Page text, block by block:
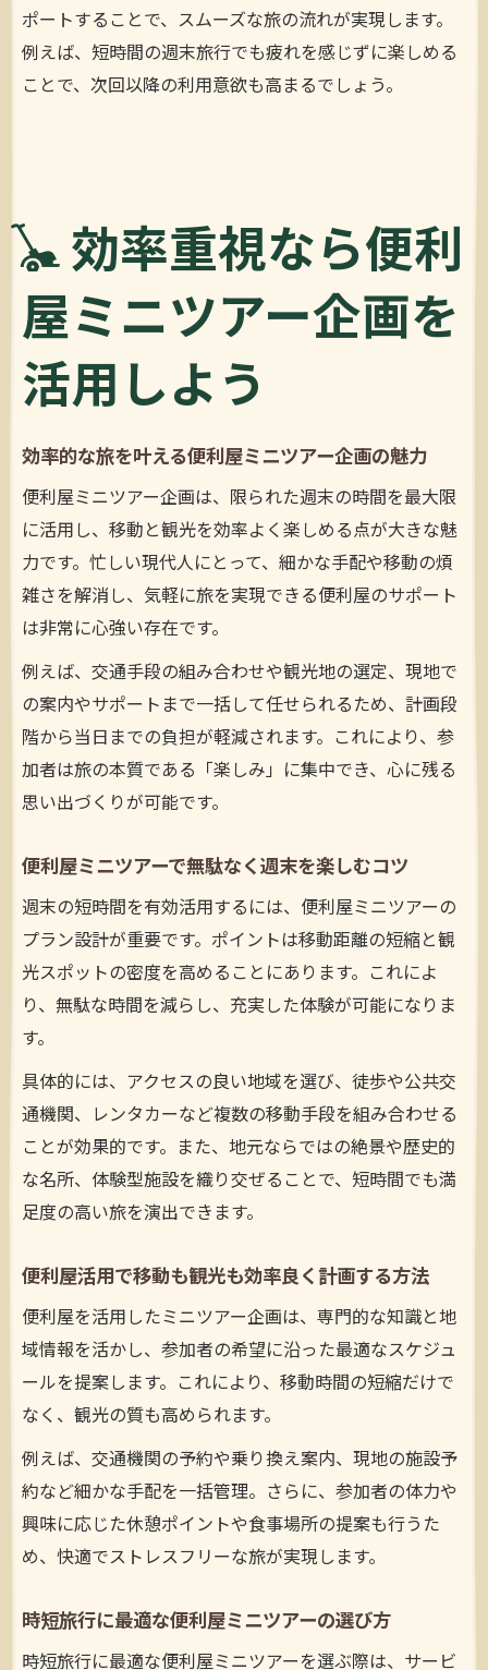
ポートすることで、スムーズな旅の流れが実現します。
例えば、短時間の週末旅行でも疲れを感じずに楽しめる
ことで、次回以降の利用意欲も高まるでしょう。
効率重視なら便利
屋ミニツアー企画を
活用しよう
効率的な旅を叶える便利屋ミニツアー企画の魅力
便利屋ミニツアー企画は、限られた週末の時間を最大限
に活用し、移動と観光を効率よく楽しめる点が大きな魅
力です。忙しい現代人にとって、細かな手配や移動の煩
雑さを解消し、気軽に旅を実現できる便利屋のサポート
は非常に心強い存在です。
例えば、交通手段の組み合わせや観光地の選定、現地で
の案内やサポートまで一括して任せられるため、計画段
階から当日までの負担が軽減されます。これにより、参
加者は旅の本質である「楽しみ」に集中でき、心に残る
思い出づくりが可能です。
便利屋ミニツアーで無駄なく週末を楽しむコツ
週末の短時間を有効活用するには、便利屋ミニツアーの
プラン設計が重要です。ポイントは移動距離の短縮と観
光スポットの密度を高めることにあります。これによ
り、無駄な時間を減らし、充実した体験が可能になりま
す。
具体的には、アクセスの良い地域を選び、徒歩や公共交
通機関、レンタカーなど複数の移動手段を組み合わせる
ことが効果的です。また、地元ならではの絶景や歴史的
な名所、体験型施設を織り交ぜることで、短時間でも満
足度の高い旅を演出できます。
便利屋活用で移動も観光も効率良く計画する方法
便利屋を活用したミニツアー企画は、専門的な知識と地
域情報を活かし、参加者の希望に沿った最適なスケジュ
ールを提案します。これにより、移動時間の短縮だけで
なく、観光の質も高められます。
例えば、交通機関の予約や乗り換え案内、現地の施設予
約など細かな手配を一括管理。さらに、参加者の体力や
興味に応じた休憩ポイントや食事場所の提案も行うた
め、快適でストレスフリーな旅が実現します。
時短旅行に最適な便利屋ミニツアーの選び方
時短旅行に最適な便利屋ミニツアーを選ぶ際は、サービ